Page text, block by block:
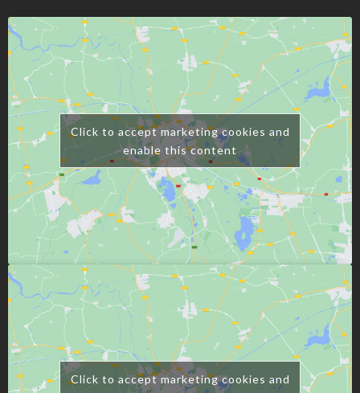
Click to accept marketing cookies and
enable this content
Click to accept marketing cookies and